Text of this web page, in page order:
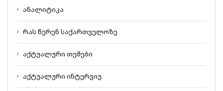
ანალიტიკა
რას წერენ საქართველოზე
აქტუალური თემები
აქტუალური ინტერვიუ